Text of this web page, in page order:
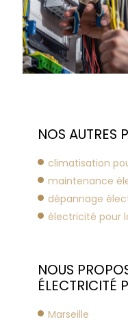
NOS AUTRES
climatisation
maintenance
dépannage
électricité pour
NOUS
ÉLECTRICITÉ
Marseille